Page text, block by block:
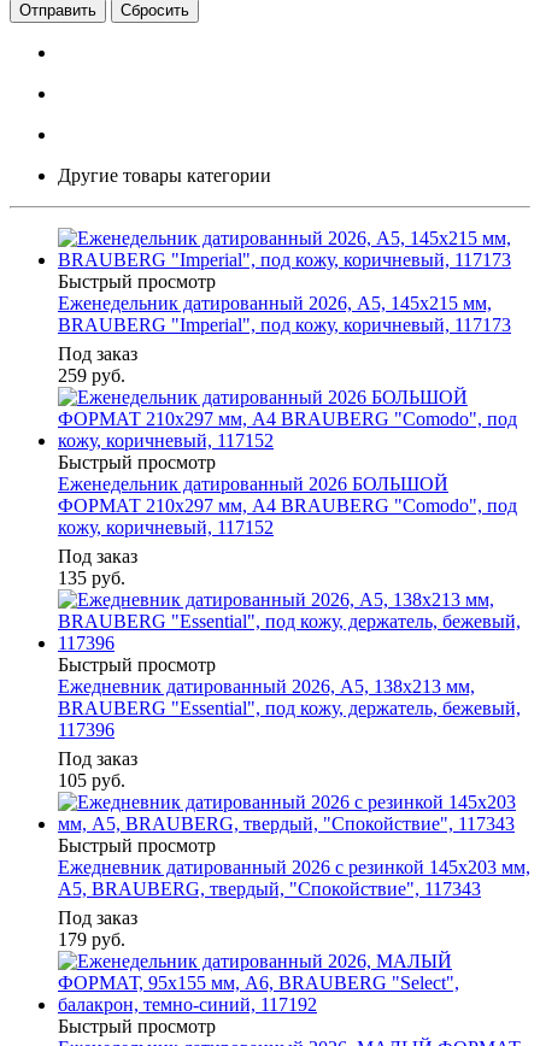
Сбросить
Другие товары категории
Быстрый просмотр
Еженедельник датированный 2026, А5, 145х215 мм,
BRAUBERG "Imperial", под кожу, коричневый, 117173
Под заказ
259 руб.
Быстрый просмотр
Еженедельник датированный 2026 БОЛЬШОЙ
ФОРМАТ 210х297 мм, А4 BRAUBERG "Comodo", под
кожу, коричневый, 117152
Под заказ
135 руб.
Быстрый просмотр
Ежедневник датированный 2026, А5, 138х213 мм,
BRAUBERG "Essential", под кожу, держатель, бежевый,
117396
Под заказ
105 руб.
Быстрый просмотр
Ежедневник датированный 2026 с резинкой 145х203 мм,
А5, BRAUBERG, твердый, "Спокойствие", 117343
Под заказ
179 руб.
Быстрый просмотр